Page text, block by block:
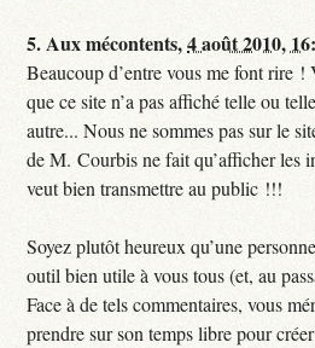
5.Aux mécontents,4 août 2010,
Beaucoup d’entre vous me font rire !
que ce site n’a pas affiché telle ou
autre... Nous ne sommes pas sur le
de M. Courbis ne fait qu’afficher les
veut bien transmettre au public !!!
Soyez plutôt heureux qu’une
outil bien utile à vous tous (et, au
Face à de tels commentaires, vous
prendre sur son temps libre pour